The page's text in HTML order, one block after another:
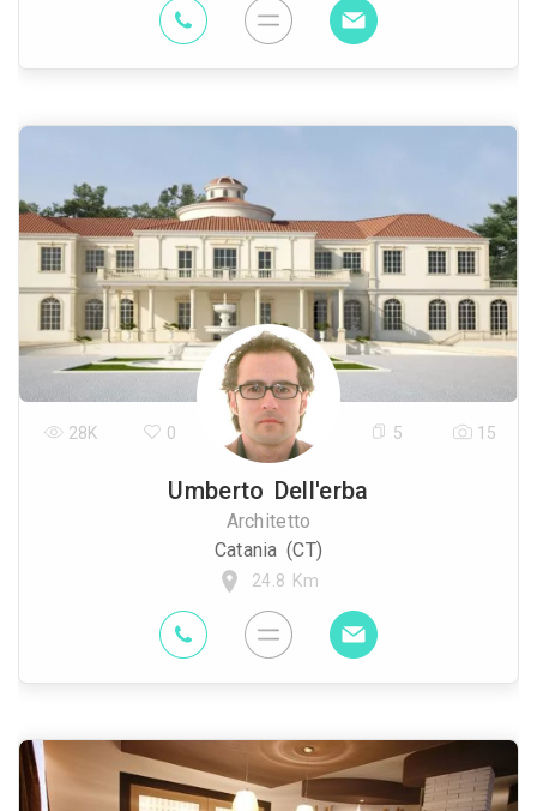
Umberto Dell'erba
Architetto
Catania (CT)
24.8 Km
28K 0 5 15